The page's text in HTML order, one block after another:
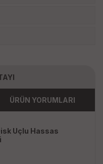
ÜRÜN YORUMLARI
Uçlu Hassas